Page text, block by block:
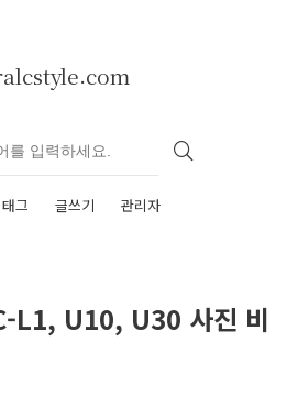
태그 글쓰기 관리자
L1, U10, U30 사진 비